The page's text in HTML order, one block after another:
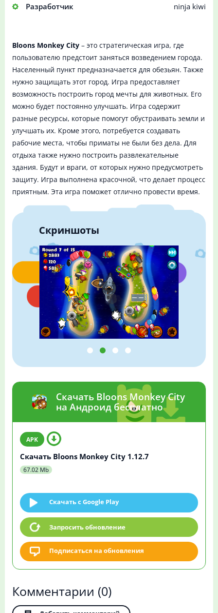
Разработчик
ninja kiwi
Bloons Monkey City – это стратегическая игра, где
пользователю предстоит заняться возведением города.
Населенный пункт предназначается для обезьян. Также
нужно защищать этот город. Игра предоставляет
возможность построить город мечты для животных. Его
можно будет постоянно улучшать. Игра содержит
разные ресурсы, которые помогут обустраивать земли и
улучшать их. Кроме этого, потребуется создавать
рабочие места, чтобы приматы не были без дела. Для
отдыха также нужно построить развлекательные
здания. Будут и враги, от которых нужно предусмотреть
защиту. Игра выполнена красочной, что делает процесс
приятным. Эта игра поможет отлично провести время.
Скриншоты
Скачать Bloons Monkey City
на Андроид бесплатно
Скачать Bloons Monkey City 1.12.7
67.02 Mb
Скачать c Google Play
Запросить обновление
Подписаться на обновления
Комментарии (0)